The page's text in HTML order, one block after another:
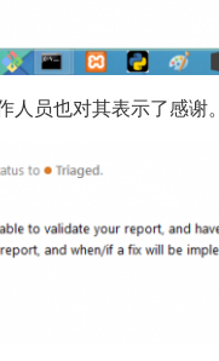
员也对其表示了感谢。